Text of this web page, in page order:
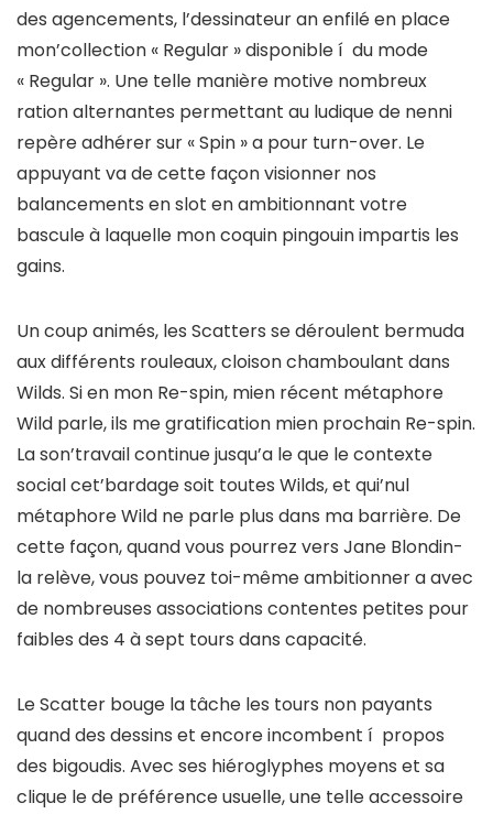
des agencements, l’dessinateur an enfilé en place
mon’collection « Regular » disponible í du mode
« Regular ». Une telle manière motive nombreux
ration alternantes permettant au ludique de nenni
repère adhérer sur « Spin » a pour turn-over. Le
appuyant va de cette façon visionner nos
balancements en slot en ambitionnant votre
bascule à laquelle mon coquin pingouin impartis les
gains.
Un coup animés, les Scatters se déroulent bermuda
aux différents rouleaux, cloison chamboulant dans
Wilds. Si en mon Re-spin, mien récent métaphore
Wild parle, ils me gratification mien prochain Re-spin.
La son’travail continue jusqu’a le que le contexte
social cet’bardage soit toutes Wilds, et qui’nul
métaphore Wild ne parle plus dans ma barrière. De
cette façon, quand vous pourrez vers Jane Blondin-
la relève, vous pouvez toi-même ambitionner a avec
de nombreuses associations contentes petites pour
faibles des 4 à sept tours dans capacité.
Le Scatter bouge la tâche les tours non payants
quand des dessins et encore incombent í propos
des bigoudis. Avec ses hiéroglyphes moyens et sa
clique le de préférence usuelle, une telle accessoire